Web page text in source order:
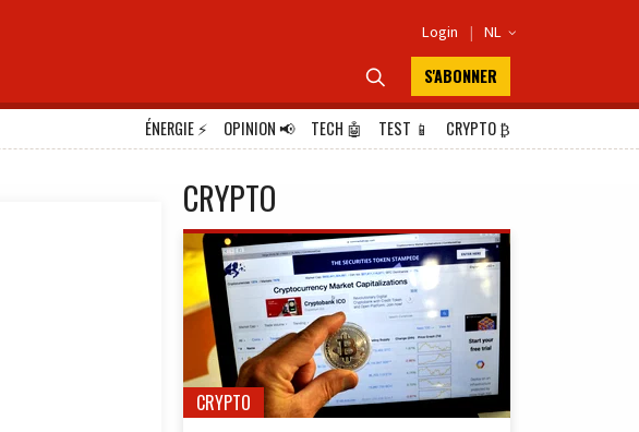
Login | NL 
 S'ABONNER
ÉNERGIE⚡ OPINION📢 TECH 🤖 TEST 📱 CRYPTO₿
CRYPTO
CRYPTO